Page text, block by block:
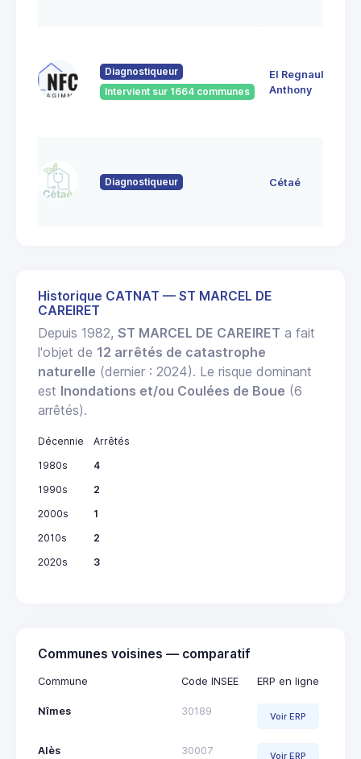
Diagnostiqueur
Intervient sur 1664 communes
EI Regnault
Anthony
Diagnostiqueur Cétaé
Historique CATNAT — ST MARCEL DE
CAREIRET
Depuis 1982, ST MARCEL DE CAREIRET a fait
l'objet de 12 arrêtés de catastrophe
naturelle (dernier : 2024). Le risque dominant
est Inondations et/ou Coulées de Boue (6
arrêtés).
Décennie
Arrêtés
1980s
4
1990s
2
2000s
1
2010s
2
2020s
3
Communes voisines — comparatif
Commune Code INSEE ERP en ligne
Nîmes 30189 Voir ERP
Alès 30007 Voir ERP